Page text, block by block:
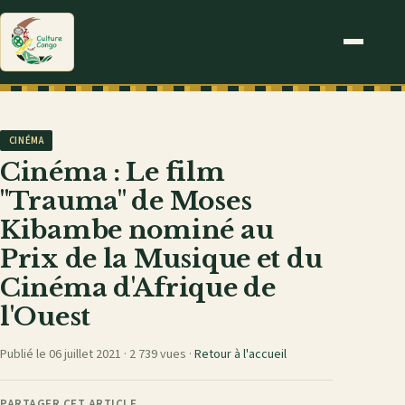
CINÉMA
Cinéma : Le film
"Trauma" de Moses
Kibambe nominé au
Prix de la Musique et du
Cinéma d'Afrique de
l'Ouest
Publié le 06 juillet 2021 · 2 739 vues · Retour à l'accueil